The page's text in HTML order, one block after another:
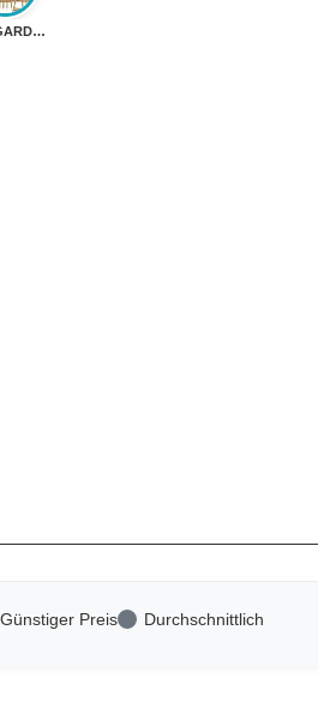
BOOGARDI Garten...
Günstiger Preis Durchschnittlich